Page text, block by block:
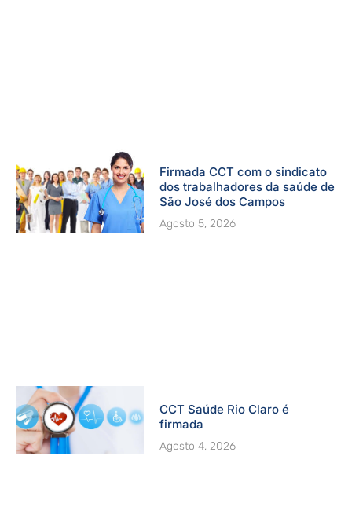
Firmada CCT com o sindicato
dos trabalhadores da saúde de
São José dos Campos
Agosto 5, 2026
CCT Saúde Rio Claro é
firmada
Agosto 4, 2026